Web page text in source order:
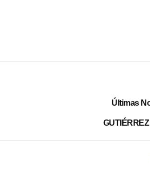
Últimas